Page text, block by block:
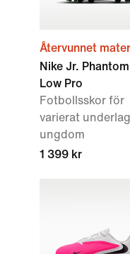
Återvunnet
Nike Jr.
Low Pro
Fotbollsskor för
varierat
ungdom
1 399 kr